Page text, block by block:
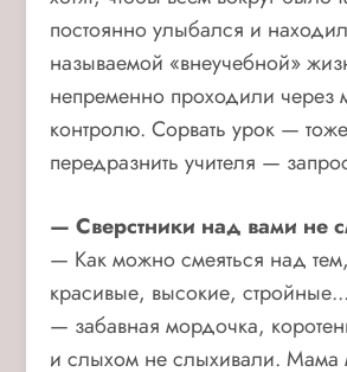
постоянно улыбался и
называемой «внеучебной»
непременно проходили через
контролю. Сорвать урок —
передразнить учителя —
— Сверстники над вами не
— Как можно смеяться над
красивые, высокие,
— забавная мордочка,
и слыхом не слыхивали. Мама